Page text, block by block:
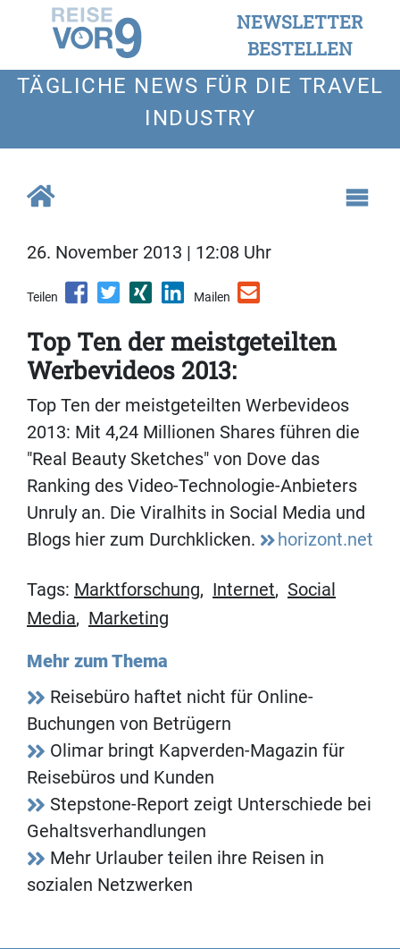
NEWSLETTER
BESTELLEN
TÄGLICHE NEWS FÜR DIE TRAVEL
INDUSTRY
26. November 2013 | 12:08 Uhr
Teilen Mailen
Top Ten der meistgeteilten
Werbevideos 2013:
Top Ten der meistgeteilten Werbevideos
2013: Mit 4,24 Millionen Shares führen die
"Real Beauty Sketches" von Dove das
Ranking des Video-Technologie-Anbieters
Unruly an. Die Viralhits in Social Media und
Blogs hier zum Durchklicken.
horizont.net
Tags: Marktforschung, Internet, Social
Media, Marketing
Mehr zum Thema
Reisebüro haftet nicht für Online-
Buchungen von Betrügern
Olimar bringt Kapverden-Magazin für
Reisebüros und Kunden
Stepstone-Report zeigt Unterschiede bei
Gehaltsverhandlungen
Mehr Urlauber teilen ihre Reisen in
sozialen Netzwerken